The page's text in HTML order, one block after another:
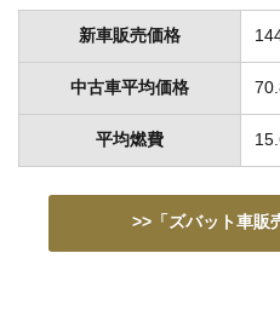
新車販売価格
中古車平均価格
平均燃費
>>「ズバット車販